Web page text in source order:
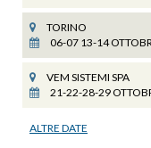
TORINO
06-07 13-14
VEM SISTEMI SPA
21-22-28-29
ALTRE DATE